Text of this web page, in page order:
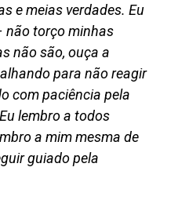
e meias verdades. Eu
não torço minhas
não são, ouça a
para não reagir
com paciência pela
lembro a todos
a mim mesma de
guiado pela